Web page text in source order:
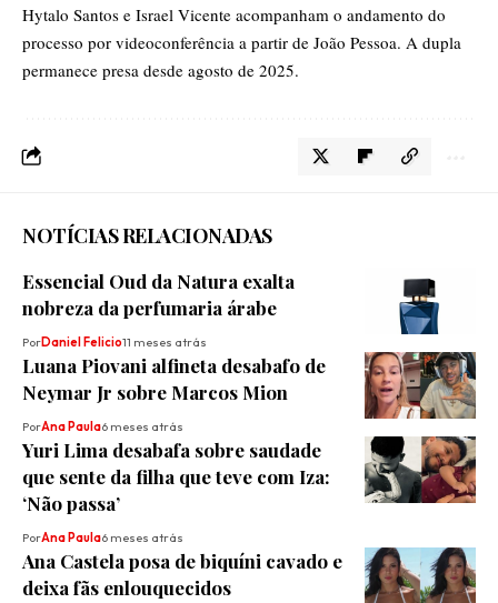
Hytalo Santos e Israel Vicente acompanham o andamento do
processo por videoconferência a partir de João Pessoa. A dupla
permanece presa desde agosto de 2025.
NOTÍCIAS RELACIONADAS
Essencial Oud da Natura exalta
nobreza da perfumaria árabe
PorDaniel Felicio11 meses atrás
Luana Piovani alfineta desabafo de
Neymar Jr sobre Marcos Mion
PorAna Paula6 meses atrás
Yuri Lima desabafa sobre saudade
que sente da filha que teve com Iza:
‘Não passa’
PorAna Paula6 meses atrás
Ana Castela posa de biquíni cavado e
deixa fãs enlouquecidos